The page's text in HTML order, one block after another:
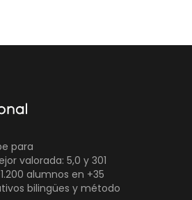
para
valorada: 5,0 y 301
alumnos en +35
bilingües y método